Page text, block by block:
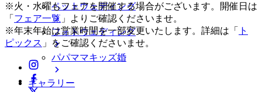
ペットウェディング
フォトウェディング
パパママキッズ婚
ギャラリー
※火・水曜もフェアを開催する場合がございます。開催日は
「 フェア一覧 」よりご確認くださいませ。
※年末年始は営業時間を一部変更いたします。詳細は「
ト
ピックス 」をご確認くださいませ。